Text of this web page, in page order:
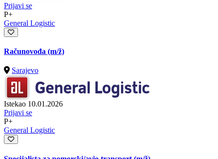
Prijavi se
P+
General Logistic
Računovođa (m/ž)
Sarajevo
Istekao 10.01.2026
Prijavi se
P+
General Logistic